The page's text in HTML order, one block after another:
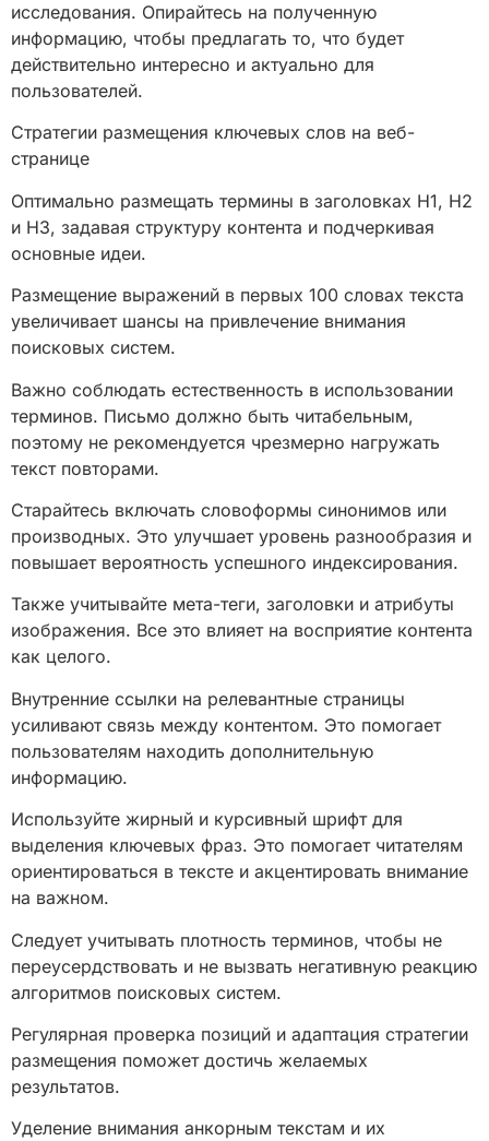
исследования. Опирайтесь на полученную
информацию, чтобы предлагать то, что будет
действительно интересно и актуально для
пользователей.
Стратегии размещения ключевых слов на веб-
странице
Оптимально размещать термины в заголовках H1, H2
и H3, задавая структуру контента и подчеркивая
основные идеи.
Размещение выражений в первых 100 словах текста
увеличивает шансы на привлечение внимания
поисковых систем.
Важно соблюдать естественность в использовании
терминов. Письмо должно быть читабельным,
поэтому не рекомендуется чрезмерно нагружать
текст повторами.
Старайтесь включать словоформы синонимов или
производных. Это улучшает уровень разнообразия и
повышает вероятность успешного индексирования.
Также учитывайте мета-теги, заголовки и атрибуты
изображения. Все это влияет на восприятие контента
как целого.
Внутренние ссылки на релевантные страницы
усиливают связь между контентом. Это помогает
пользователям находить дополнительную
информацию.
Используйте жирный и курсивный шрифт для
выделения ключевых фраз. Это помогает читателям
ориентироваться в тексте и акцентировать внимание
на важном.
Следует учитывать плотность терминов, чтобы не
переусердствовать и не вызвать негативную реакцию
алгоритмов поисковых систем.
Регулярная проверка позиций и адаптация стратегии
размещения поможет достичь желаемых
результатов.
Уделение внимания анкорным текстам и их